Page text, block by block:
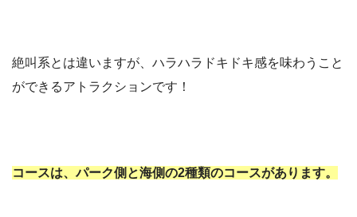
絶叫系とは違いますが、ハラハラドキドキ感を味わうこと
ができるアトラクションです！
コースは、パーク側と海側の2種類のコースがあります。